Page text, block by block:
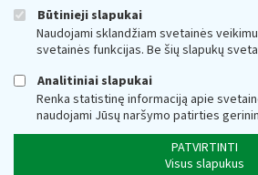
Būtinieji slapukai
Naudojami sklandžiam svetainės
svetainės funkcijas. Be šių slapukų
Analitiniai slapukai
Renka statistinę informaciją apie
naudojami Jūsų naršymo patirties
PATVIRTINTI
Visus slapukus